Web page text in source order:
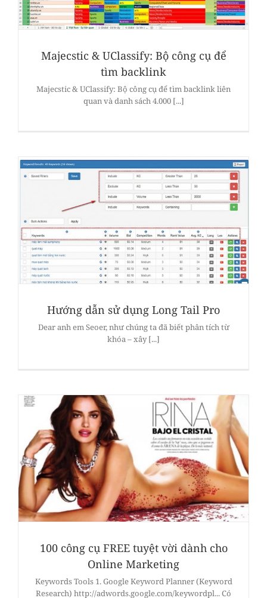
Majecstic & UClassify: Bộ công cụ để
tìm backlink
Majecstic & UClassify: Bộ công cụ để tìm backlink liên
quan và danh sách 4.000 [...]
Hướng dẫn sử dụng Long Tail Pro
Dear anh em Seoer, như chúng ta đã biết phân tích từ
khóa – xây [...]
100 công cụ FREE tuyệt vời dành cho
Online Marketing
Keywords Tools 1. Google Keyword Planner (Keyword
Research) http://adwords.google.com/keywordpl... Có